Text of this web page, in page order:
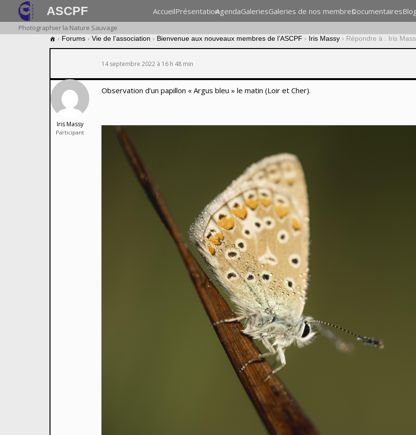
ASCPF AccueilPrésentationAgendaGaleriesGaleries de nos membresDocumentaires
Photographier la Nature Sauvage
› Forums › Vie de l’association › Bienvenue aux nouveaux membres de l’ASCPF › Iris Massy › Répondre à : Iris
14 septembre 2022 à 16 h 48 min
Iris Massy
Participant
Observation d’un papillon « Argus bleu » le matin (Loir et Cher).